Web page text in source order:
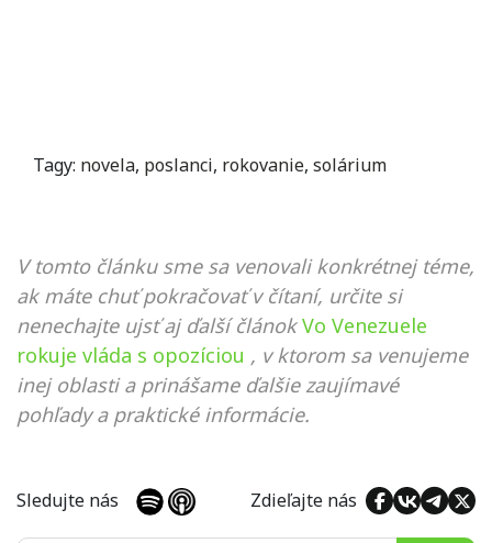
Tagy: novela, poslanci, rokovanie, solárium
V tomto článku sme sa venovali konkrétnej téme,
ak máte chuť pokračovať v čítaní, určite si
nenechajte ujsť aj ďalší článok Vo Venezuele
rokuje vláda s opozíciou , v ktorom sa venujeme
inej oblasti a prinášame ďalšie zaujímavé
pohľady a praktické informácie.
Sledujte nás Zdieľajte nás